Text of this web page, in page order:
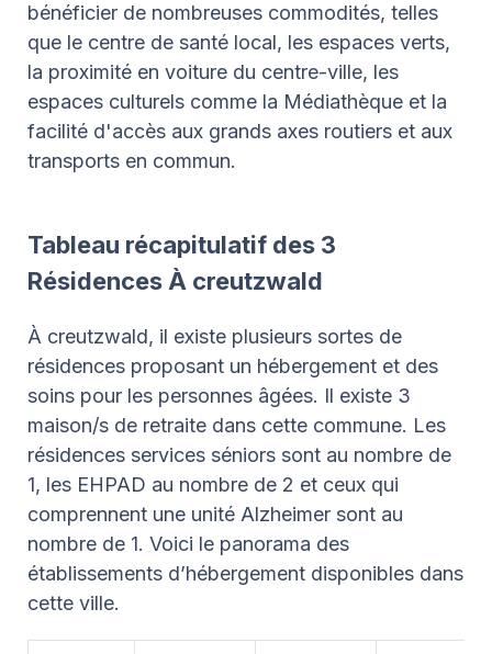
bénéficier de nombreuses commodités, telles
que le centre de santé local, les espaces verts,
la proximité en voiture du centre-ville, les
espaces culturels comme la Médiathèque et la
facilité d'accès aux grands axes routiers et aux
transports en commun.
Tableau récapitulatif des 3
Résidences À creutzwald
À creutzwald, il existe plusieurs sortes de
résidences proposant un hébergement et des
soins pour les personnes âgées. Il existe 3
maison/s de retraite dans cette commune. Les
résidences services séniors sont au nombre de
1, les EHPAD au nombre de 2 et ceux qui
comprennent une unité Alzheimer sont au
nombre de 1. Voici le panorama des
établissements d’hébergement disponibles dans
cette ville.